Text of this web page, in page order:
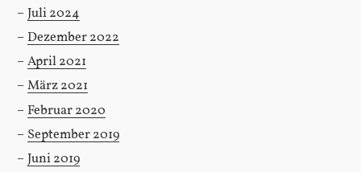
Juli 2024
Dezember 2022
April 2021
März 2021
Februar 2020
September 2019
Juni 2019